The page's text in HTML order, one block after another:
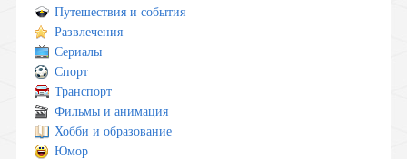
Путешествия и события
Развлечения
Сериалы
Спорт
Транспорт
Фильмы и анимация
Хобби и образование
Юмор